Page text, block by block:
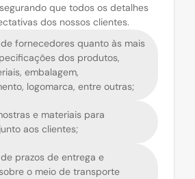
que todos os detalhes
dos nossos clientes.
fornecedores quanto às mais
dos produtos,
embalagem,
logomarca, entre outras;
e materiais para
aos clientes;
prazos de entrega e
o meio de transporte